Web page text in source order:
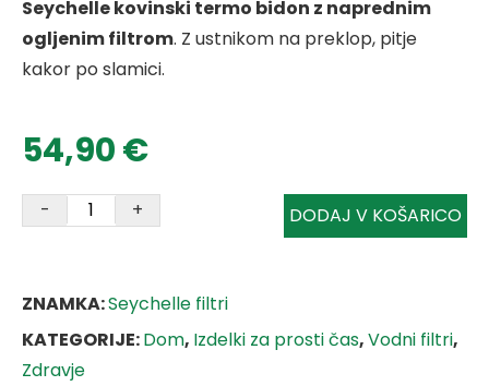
Seychelle kovinski termo bidon z naprednim
ogljenim filtrom. Z ustnikom na preklop, pitje
kakor po slamici.
54,90€
- + DODAJ V KOŠARICO
ZNAMKA:Seychelle filtri
KATEGORIJE:Dom, Izdelki za prosti čas,Vodni filtri,
Zdravje